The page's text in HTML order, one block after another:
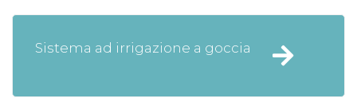
Sistema ad irrigazione a goccia